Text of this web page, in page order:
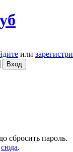
или
сбросить пароль.
сюда.